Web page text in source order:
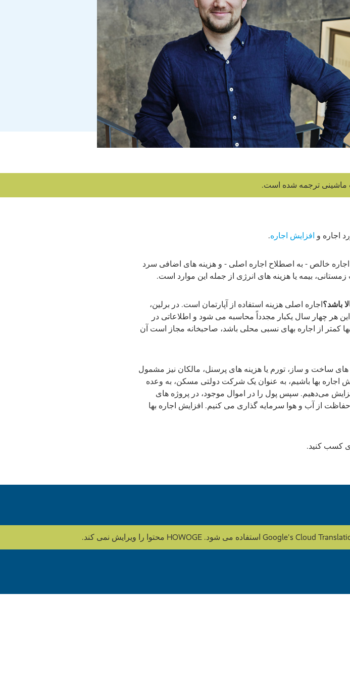
ترجمه شده است.
افزایش اجاره.
اجاره خالص - به اصطلاح اجاره اصلی - و هزینه های اضافی سرد
بیمه یا هزینه های انرژی از جمله این موارد است.
باشد؟اجاره اصلی هزینه استفاده از آپارتمان است. در برلین،
هر چهار سال یکبار مجدداً محاسبه می شود و اطلاعاتی در
کمتر از اجاره بهای نسبی محلی باشد، صاحبخانه مجاز است آن
های ساخت و ساز، تورم یا هزینه های پرسنل، مالکان نیز مشمول
اجاره بها باشیم، به عنوان یک شرکت دولتی مسکن، به وعده
می‌دهیم. سپس پول را در اموال موجود، در پروژه های
از آب و هوا سرمایه گذاری می کنیم. افزایش اجاره بها
کسب کنید.